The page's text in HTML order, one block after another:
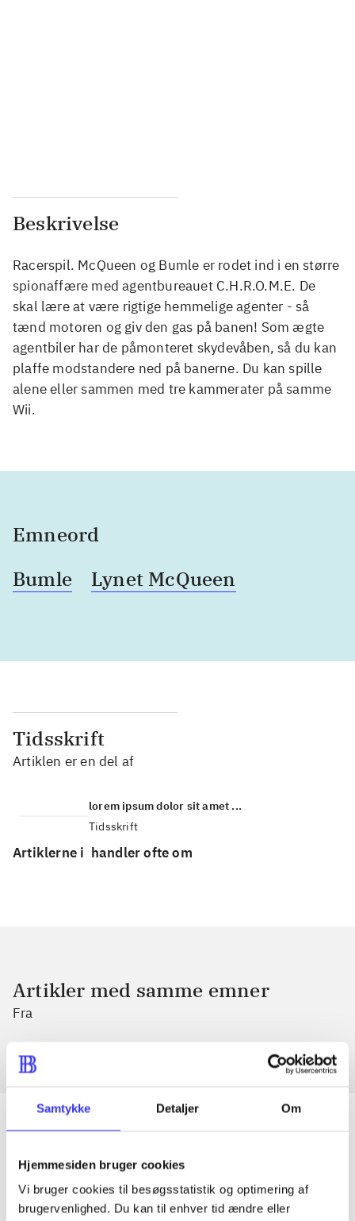
Samtykke Detaljer Om
Hjemmesiden bruger cookies
Vi bruger cookies til besøgsstatistik og optimering af
brugervenlighed. Du kan til enhver tid ændre eller
Beskrivelse
Racerspil. McQueen og Bumle er rodet ind i en større
spionaffære med agentbureauet C.H.R.O.M.E. De
skal lære at være rigtige hemmelige agenter - så
tænd motoren og giv den gas på banen! Som ægte
agentbiler har de påmonteret skydevåben, så du kan
plaffe modstandere ned på banerne. Du kan spille
alene eller sammen med tre kammerater på samme
Wii.
Emneord
Bumle
Lynet McQueen
Tidsskrift
Artiklen er en del af
lorem ipsum dolor sit amet ...
Tidsskrift
Artiklerne i handler ofte om
Artikler med samme emner
Fra
Artikler
Alle registrerede artikler fordelt på udgivelser